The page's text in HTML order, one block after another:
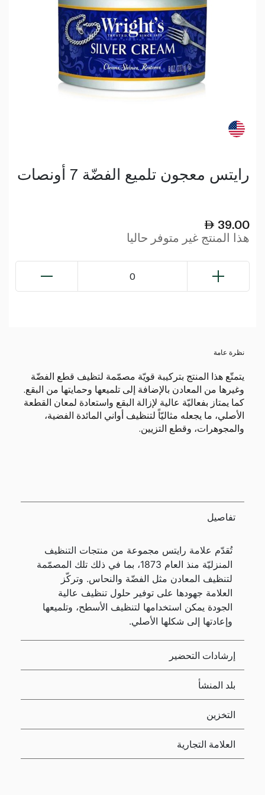
رايتس معجون تلميع الفضّة 7 أونصات
39.00
هذا المنتج غير متوفر حاليا
0
نظرة عامة
يتمتّع هذا المنتج بتركيبة قويّة مصمّمة لتظيف قطع الفضّة
وغيرها من المعادن بالإضافة إلى تلميعها وحمايتها من البقع.
كما يمتاز بفعاليّة عالية لإزالة البقع واستعادة لمعان القطعة
الأصلي، ما يجعله مثاليّاً لتنظيف أواني المائدة الفضية،
والمجوهرات، وقطع التزيين.
تفاصيل
تُقدّم علامة رايتس مجموعة من منتجات التنظيف
المنزليّة منذ العام 1873، بما في ذلك تلك المصمّمة
لتنظيف المعادن مثل الفضّة والنحاس. وتركّز
العلامة جهودها على توفير حلول تنظيف عالية
الجودة يمكن استخدامها لتنظيف الأسطح، وتلميعها
وإعادتها إلى شكلها الأصلي.
إرشادات التحضير
بلد المنشأ
التخزين
العلامة التجارية